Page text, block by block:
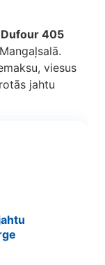
Dufour 405
viesus
jahtu